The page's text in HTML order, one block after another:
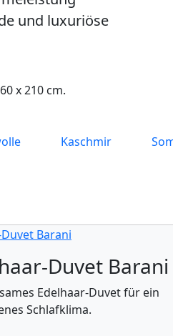
und luxuriöse
x 210 cm.
Kaschmir
Duvet Barani
Edelhaar-Duvet für ein
Schlafklima.